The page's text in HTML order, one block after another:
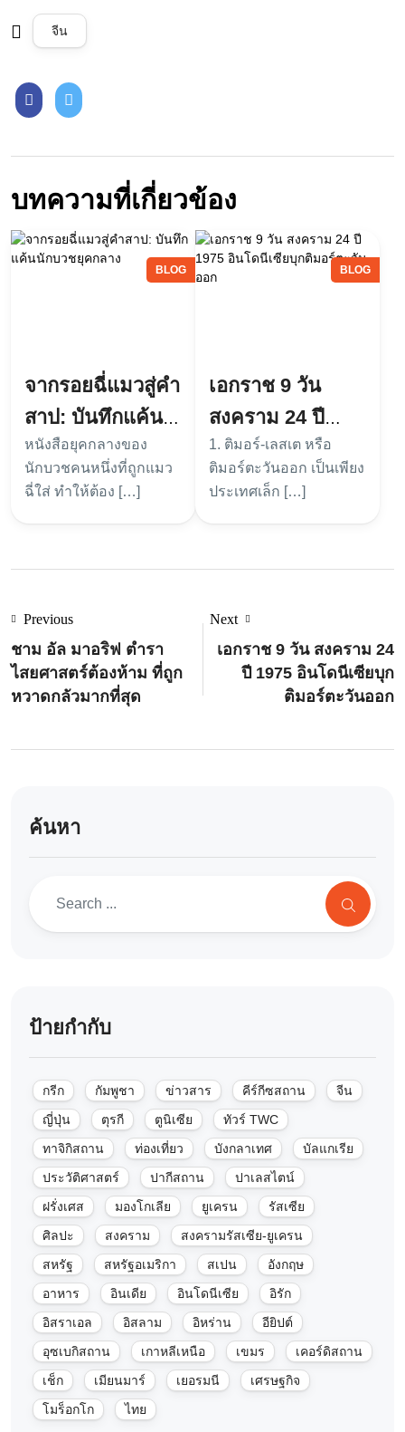
จีน
บทความที่เกี่ยวข้อง
BLOG
จากรอยฉี่แมวสู่คำ
สาป: บันทึกแค้น
นักบวชยุคกลาง
หนังสือยุคกลางของ
นักบวชคนหนึ่งที่ถูกแมว
ฉี่ใส่ ทำให้ต้อง […]
BLOG
เอกราช 9 วัน
สงคราม 24 ปี
1975 อินโดนีเซีย
บุกติมอร์ตะวันออก
1. ติมอร์-เลสเต หรือ
ติมอร์ตะวันออก เป็นเพียง
ประเทศเล็ก […]
Previous
ชาม อัล มาอริฟ ตำรา
ไสยศาสตร์ต้องห้าม ที่ถูก
หวาดกลัวมากที่สุด
Next
เอกราช 9 วัน สงคราม 24
ปี 1975 อินโดนีเซียบุก
ติมอร์ตะวันออก
ค้นหา
ป้ายกำกับ
กรีก กัมพูชา ข่าวสาร คีร์กีซสถาน
จีน
ญี่ปุ่น
ตุรกี ตูนิเซีย
ทัวร์ TWC
ทาจิกิสถาน
ท่องเที่ยว บังกลาเทศ
บัลแกเรีย
ประวัติศาสตร์
ปากีสถาน
ปาเลสไตน์
ฝรั่งเศส
มองโกเลีย ยูเครน
รัสเซีย
ศิลปะ
สงคราม
สงครามรัสเซีย-ยูเครน
สหรัฐ
สหรัฐอเมริกา สเปน
อังกฤษ
อาหาร
อินเดีย อินโดนีเซีย
อิรัก
อิสราเอล
อิสลาม อิหร่าน
อียิปต์
อุซเบกิสถาน
เกาหลีเหนือ เขมร
เคอร์ดิสถาน
เช็ก
เมียนมาร์ เยอรมนี
เศรษฐกิจ
โมร็อกโก
ไทย